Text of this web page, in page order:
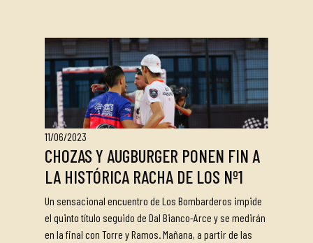
11/06/2023
CHOZAS Y AUGBURGER PONEN FIN A
LA HISTÓRICA RACHA DE LOS Nº1
Un sensacional encuentro de Los Bombarderos impide
el quinto título seguido de Dal Bianco-Arce y se medirán
en la final con Torre y Ramos. Mañana, a partir de las